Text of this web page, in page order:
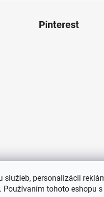
služieb, personalizácii
Používaním tohoto eshopu
Pinterest